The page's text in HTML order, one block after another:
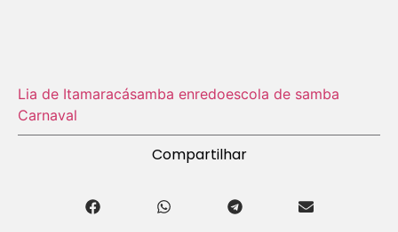
Lia de Itamaracásamba enredoescola de samba
Carnaval
Compartilhar